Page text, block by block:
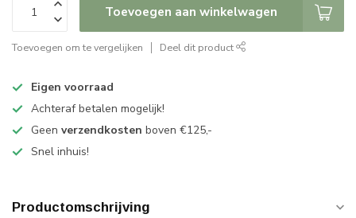
Toevoegen aan winkelwagen
Toevoegen om te vergelijken Deel dit product
Eigen voorraad
Achteraf betalen mogelijk!
Geen verzendkosten boven €125,-
Snel inhuis!
Productomschrijving